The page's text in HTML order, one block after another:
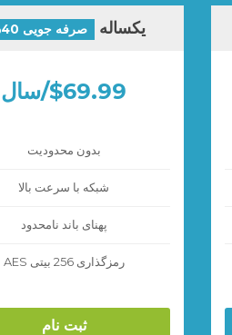
یکساله صرفه جویی 40%
$69.99/سال
بدون محدودیت
شبکه با سرعت بالا
پهنای باند نامحدود
رمزگذاری 256 بیتی AES
ثبت نام